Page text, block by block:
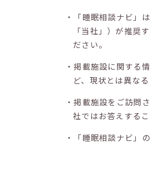
・「睡眠相談ナビ」
「当社」）が推奨
ださい。
・掲載施設に関する
ど、現状とは異な
・掲載施設をご訪問
社ではお答えする
・「睡眠相談ナビ」